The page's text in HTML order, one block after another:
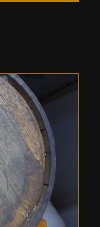
licht